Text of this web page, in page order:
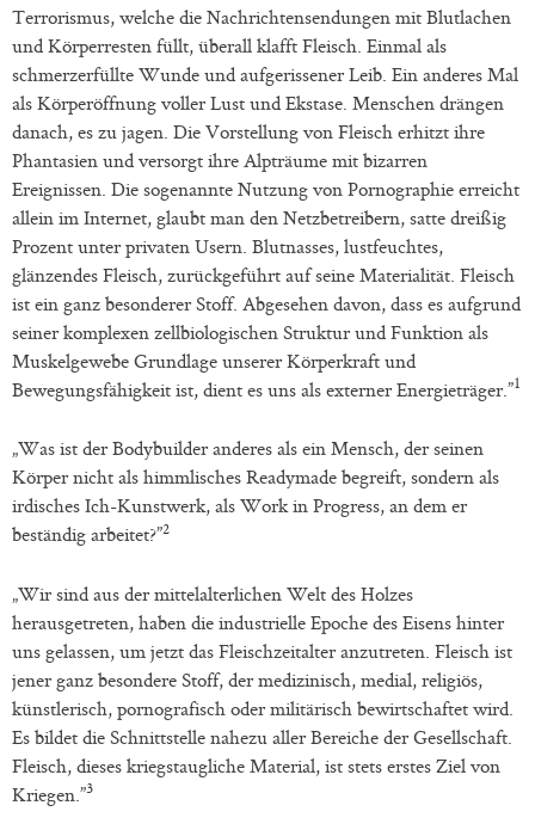
Terrorismus, welche die Nachrichtensendungen mit Blutlachen
und Körperresten füllt, überall klafft Fleisch. Einmal als
schmerzerfüllte Wunde und aufgerissener Leib. Ein anderes Mal
als Körperöffnung voller Lust und Ekstase. Menschen drängen
danach, es zu jagen. Die Vorstellung von Fleisch erhitzt ihre
Phantasien und versorgt ihre Alpträume mit bizarren
Ereignissen. Die sogenannte Nutzung von Pornographie erreicht
allein im Internet, glaubt man den Netzbetreibern, satte dreißig
Prozent unter privaten Usern. Blutnasses, lustfeuchtes,
glänzendes Fleisch, zurückgeführt auf seine Materialität. Fleisch
ist ein ganz besonderer Stoff. Abgesehen davon, dass es aufgrund
seiner komplexen zellbiologischen Struktur und Funktion als
Muskelgewebe Grundlage unserer Körperkraft und
Bewegungsfähigkeit ist, dient es uns als externer Energieträger.”1
„Was ist der Bodybuilder anderes als ein Mensch, der seinen
Körper nicht als himmlisches Readymade begreift, sondern als
irdisches Ich-Kunstwerk, als Work in Progress, an dem er
beständig arbeitet?”2
„Wir sind aus der mittelalterlichen Welt des Holzes
herausgetreten, haben die industrielle Epoche des Eisens hinter
uns gelassen, um jetzt das Fleischzeitalter anzutreten. Fleisch ist
jener ganz besondere Stoff, der medizinisch, medial, religiös,
künstlerisch, pornografisch oder militärisch bewirtschaftet wird.
Es bildet die Schnittstelle nahezu aller Bereiche der Gesellschaft.
Fleisch, dieses kriegstaugliche Material, ist stets erstes Ziel von
Kriegen.”3